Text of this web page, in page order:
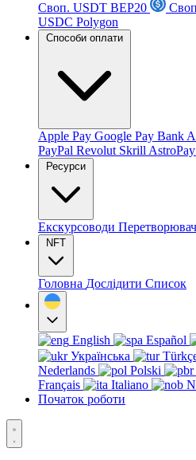
Своп. USDT BEP20
USDC Polygon
Способи оплати
Apple Pay Google Pay Bank
PayPal Revolut Skrill AstroPay
Ресурси
Екскурсоводи Перетворювач
NFT
Головна Дослідити Список
English Español
Українська
Nederlands
Polski
Français
Italiano
Початок роботи